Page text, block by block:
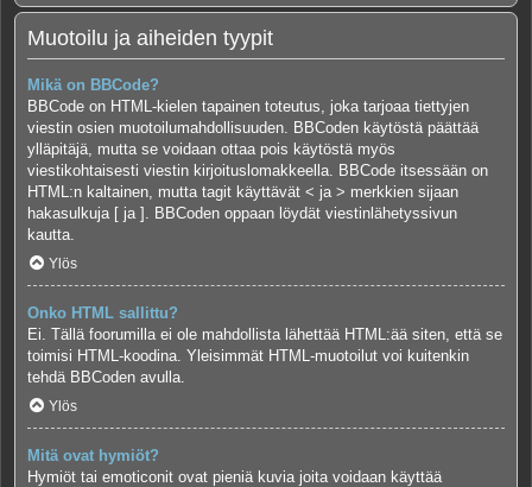
Muotoilu ja aiheiden tyypit
Mikä on BBCode?
BBCode on HTML-kielen tapainen toteutus, joka tarjoaa tiettyjen
viestin osien muotoilumahdollisuuden. BBCoden käytöstä päättää
ylläpitäjä, mutta se voidaan ottaa pois käytöstä myös
viestikohtaisesti viestin kirjoituslomakkeella. BBCode itsessään on
HTML:n kaltainen, mutta tagit käyttävät < ja > merkkien sijaan
hakasulkuja [ ja ]. BBCoden oppaan löydät viestinlähetyssivun
kautta.
Ylös
Onko HTML sallittu?
Ei. Tällä foorumilla ei ole mahdollista lähettää HTML:ää siten, että se
toimisi HTML-koodina. Yleisimmät HTML-muotoilut voi kuitenkin
tehdä BBCoden avulla.
Ylös
Mitä ovat hymiöt?
Hymiöt tai emoticonit ovat pieniä kuvia joita voidaan käyttää